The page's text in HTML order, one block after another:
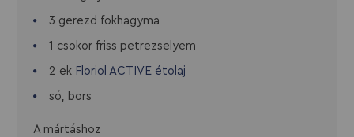
3 gerezd fokhagyma
1 csokor friss petrezselyem
2 ek Floriol ACTIVE étolaj
só, bors
A mártáshoz